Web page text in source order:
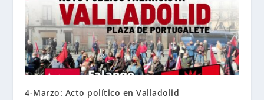
4-Marzo: Acto político en Valladolid